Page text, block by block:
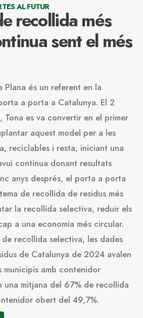
AL FUTUR
recollida més
sent el més
Plana és un referent en la
a porta a Catalunya. El 2
es va convertir en el primer
aquest model per a les
reciclables i resta, iniciant una
continua donant resultats
anys després, el porta a porta
de recollida de residus més
la recollida selectiva, reduir els
a una economia més circular.
de recollida selectiva, les dades
de Catalunya de 2024 avalen
amb contenidor
una mitjana del 67% de recollida
obert del 49,7%.